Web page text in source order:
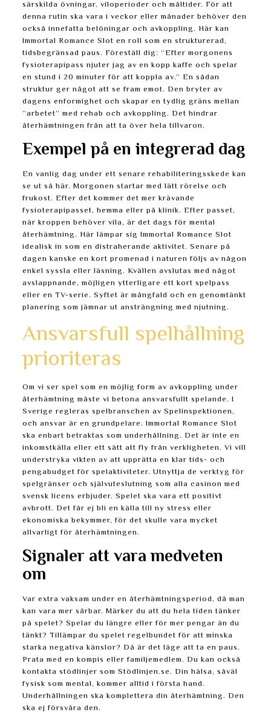
särskilda övningar, viloperioder och måltider. För att
denna rutin ska vara i veckor eller månader behöver den
också innefatta belöningar och avkoppling. Här kan
Immortal Romance Slot en roll som en strukturerad,
tidsbegränsad paus. Föreställ dig: “Efter morgonens
fysioterapipass njuter jag av en kopp kaffe och spelar
en stund i 20 minuter för att koppla av.” En sådan
struktur ger något att se fram emot. Den bryter av
dagens enformighet och skapar en tydlig gräns mellan
“arbetet” med rehab och avkoppling. Det hindrar
återhämtningen från att ta över hela tillvaron.
Exempel på en integrerad dag
En vanlig dag under ett senare rehabiliteringsskede kan
se ut så här. Morgonen startar med lätt rörelse och
frukost. Efter det kommer det mer krävande
fysioterapipasset, hemma eller på klinik. Efter passet,
när kroppen behöver vila, är det dags för mental
återhämtning. Här lämpar sig Immortal Romance Slot
idealisk in som en distraherande aktivitet. Senare på
dagen kanske en kort promenad i naturen följs av någon
enkel syssla eller läsning. Kvällen avslutas med något
avslappnande, möjligen ytterligare ett kort spelpass
eller en TV-serie. Syftet är mångfald och en genomtänkt
planering som jämnar ut ansträngning med njutning.
Ansvarsfull spelhållning
prioriteras
Om vi ser spel som en möjlig form av avkoppling under
återhämtning måste vi betona ansvarsfullt spelande. I
Sverige regleras spelbranschen av Spelinspektionen,
och ansvar är en grundpelare. Immortal Romance Slot
ska enbart betraktas som underhållning. Det är inte en
inkomstkälla eller ett sätt att fly från verkligheten. Vi vill
understryka vikten av att upprätta en klar tids- och
pengabudget för spelaktiviteter. Utnyttja de verktyg för
spelgränser och självuteslutning som alla casinon med
svensk licens erbjuder. Spelet ska vara ett positivt
avbrott. Det får ej bli en källa till ny stress eller
ekonomiska bekymmer, för det skulle vara mycket
allvarligt för återhämtningen.
Signaler att vara medveten
om
Var extra vaksam under en återhämtningsperiod, då man
kan vara mer sårbar. Märker du att du hela tiden tänker
på spelet? Spelar du längre eller för mer pengar än du
tänkt? Tillämpar du spelet regelbundet för att minska
starka negativa känslor? Då är det läge att ta en paus.
Prata med en kompis eller familjemedlem. Du kan också
kontakta stödlinjer som Stödlinjen.se. Din hälsa, såväl
fysisk som mental, kommer alltid i första hand.
Underhållningen ska komplettera din återhämtning. Den
ska ej försvåra den.